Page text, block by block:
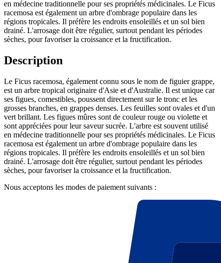
en médecine traditionnelle pour ses propriétés médicinales. Le Ficus
racemosa est également un arbre d'ombrage populaire dans les
régions tropicales. Il préfère les endroits ensoleillés et un sol bien
drainé. L'arrosage doit être régulier, surtout pendant les périodes
sèches, pour favoriser la croissance et la fructification.
Description
Le Ficus racemosa, également connu sous le nom de figuier grappe,
est un arbre tropical originaire d'Asie et d'Australie. Il est unique car
ses figues, comestibles, poussent directement sur le tronc et les
grosses branches, en grappes denses. Les feuilles sont ovales et d'un
vert brillant. Les figues mûres sont de couleur rouge ou violette et
sont appréciées pour leur saveur sucrée. L'arbre est souvent utilisé
en médecine traditionnelle pour ses propriétés médicinales. Le Ficus
racemosa est également un arbre d'ombrage populaire dans les
régions tropicales. Il préfère les endroits ensoleillés et un sol bien
drainé. L'arrosage doit être régulier, surtout pendant les périodes
sèches, pour favoriser la croissance et la fructification.
Nous acceptons les modes de paiement suivants :